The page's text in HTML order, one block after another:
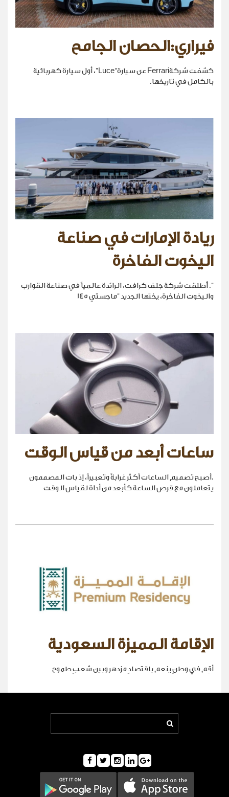
فيراري:الحصان الجامح
كشفت شركةFerrari عن سيارة“Luce”، أول سيارة كهربائية
بالكامل في تاريخها.
ريادة الإمارات في صناعة
اليخوت الفاخرة
". أطلقت شركة جلف كرافت، الرائدة عالمياً في صناعة القوارب
واليخوت الفاخرة، يختها الجديد "ماجستي 145
ساعات أبعد من قياس الوقت
.أصبح تصميم الساعات أكثر غرابةً وتعبيراً، إذ بات المصممون
يتعاملون مع قرص الساعة كأبعد من أداة لقياس الوقت
الإقامة المميزة السعودية
أقِم في وطنٍ ينعم باقتصادٍ مزدهر وبين شعبٍ طموح